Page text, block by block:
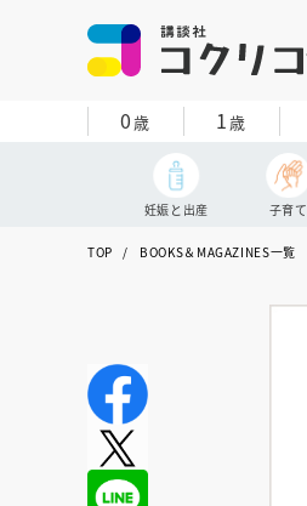
0歳 1歳
妊娠と出産 子育て
TOP BOOKS＆MAGAZINES一覧